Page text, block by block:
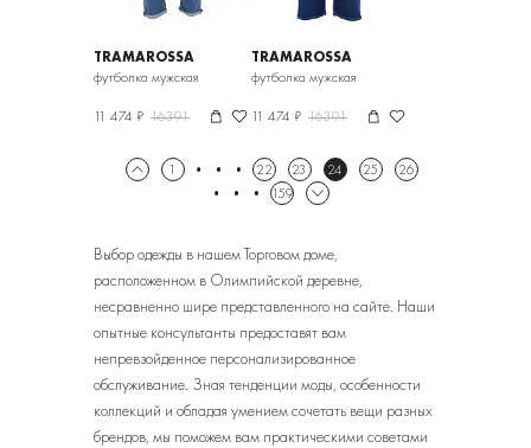
TRAMAROSSA
футболка мужская
11 474 ₽ 16391
TRAMAROSSA
футболка мужская
11 474 ₽ 16391
1 22 23 24 25
26
159
Выбор одежды в нашем Торговом доме,
расположенном в Олимпийской деревне,
несравненно шире представленного на сайте. Наши
опытные консультанты предоставят вам
непревзойденное персонализированное
обслуживание. Зная тенденции моды, особенности
коллекций и обладая умением сочетать вещи разных
брендов, мы поможем вам практическими советами